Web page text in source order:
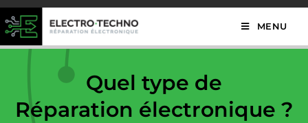
MENU
Quel type de
Réparation électronique ?